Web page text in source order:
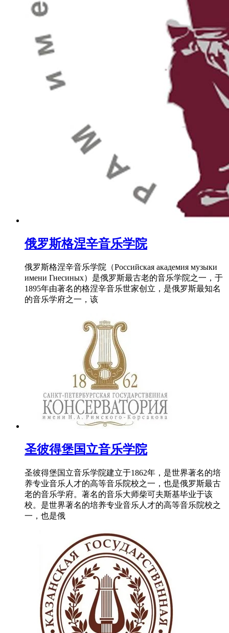
俄罗斯格涅辛音乐学院
俄罗斯格涅辛音乐学院（Российская академия музыки
имени Гнесиных）是俄罗斯最古老的音乐学院之一，于
1895年由著名的格涅辛音乐世家创立，是俄罗斯最知名
的音乐学府之一，该
圣彼得堡国立音乐学院
圣彼得堡国立音乐学院建立于1862年，是世界著名的培
养专业音乐人才的高等音乐院校之一，也是俄罗斯最古
老的音乐学府。著名的音乐大师柴可夫斯基毕业于该
校。是世界著名的培养专业音乐人才的高等音乐院校之
一，也是俄